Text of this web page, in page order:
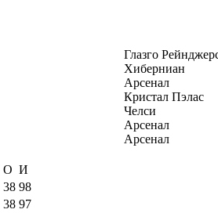
Глазго
Хиберниан
Арсенал
Кристал Пэлас
Челси
Арсенал
Арсенал
О И
38 98
38 97